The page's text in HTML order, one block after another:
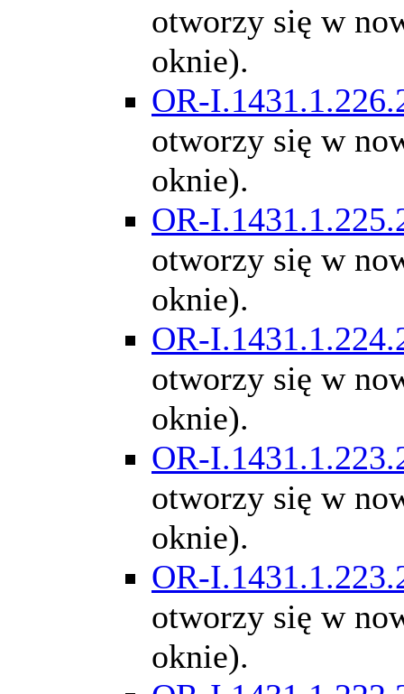
otworzy się w
oknie).
OR-
otworzy się w
oknie).
OR-
otworzy się w
oknie).
OR-
otworzy się w
oknie).
OR-
otworzy się w
oknie).
OR-
otworzy się w
oknie).